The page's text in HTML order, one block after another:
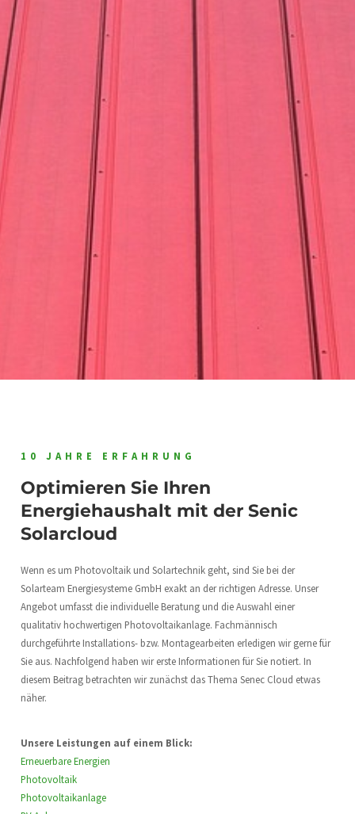
10 JAHRE ERFAHRUNG
Optimieren Sie Ihren
Energiehaushalt mit der Senic
Solarcloud
Wenn es um Photovoltaik und Solartechnik geht, sind Sie bei der
Solarteam Energiesysteme GmbH exakt an der richtigen Adresse. Unser
Angebot umfasst die individuelle Beratung und die Auswahl einer
qualitativ hochwertigen Photovoltaikanlage. Fachmännisch
durchgeführte Installations- bzw. Montagearbeiten erledigen wir gerne für
Sie aus. Nachfolgend haben wir erste Informationen für Sie notiert. In
diesem Beitrag betrachten wir zunächst das Thema Senec Cloud etwas
näher.
Unsere Leistungen auf einem Blick:
Erneuerbare Energien
Photovoltaik
Photovoltaikanlage